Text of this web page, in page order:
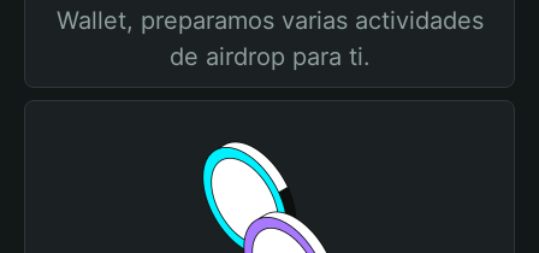
Wallet, preparamos varias actividades
de airdrop para ti.